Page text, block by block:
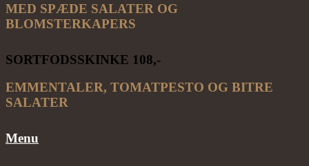
MED SPÆDE SALATER OG
BLOMSTERKAPERS
SORTFODSSKINKE 108,-
EMMENTALER, TOMATPESTO OG BITRE
SALATER
Menu